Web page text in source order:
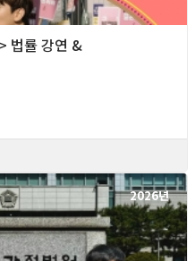
법률 강연 &
2026년